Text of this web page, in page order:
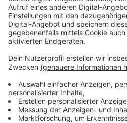
Anzeige
Schwimmkurse starten
Anzeige
Um die Arbeit mit Frauen und
bietet die AWO-Fluthilfe im
Kurse im Schwimmbad